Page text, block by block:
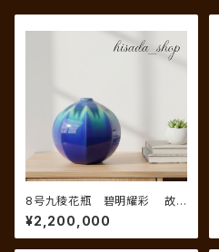
8号九稜花瓶 碧明耀彩 故
三代 德田八十吉 作
¥2,200,000